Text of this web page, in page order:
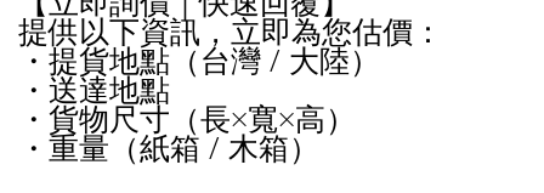
提供以下資訊，立即為您估價：
・提貨地點（台灣 / 大陸）
・送達地點
・貨物尺寸（長×寬×高）
・重量（紙箱 / 木箱）